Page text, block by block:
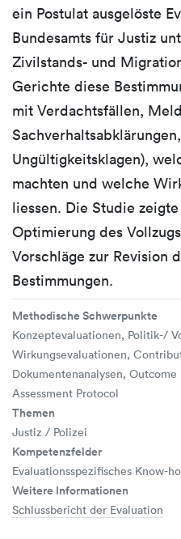
ein Postulat ausgelöste
Bundesamts für Justiz
Zivilstands- und
Gerichte diese
mit Verdachtsfällen,
Ungültigkeitsklagen),
machten und welche
liessen. Die Studie
Optimierung des
Vorschläge zur Revision
Bestimmungen.
Methodische Schwerpunkte
Konzeptevaluationen, Politik-/
Wirkungsevaluationen,
Dokumentenanalysen,
Assessment Protocol
Themen
Justiz / Polizei
Kompetenzfelder
Evaluationsspezifisches Know-
Weitere Informationen
Schlussbericht der Evaluation